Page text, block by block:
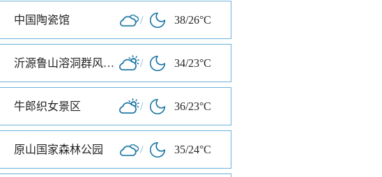
中国陶瓷馆 / 38/26°C
沂源鲁山溶洞群风景区 / 34/23°C
牛郎织女景区 / 36/23°C
原山国家森林公园 / 35/24°C